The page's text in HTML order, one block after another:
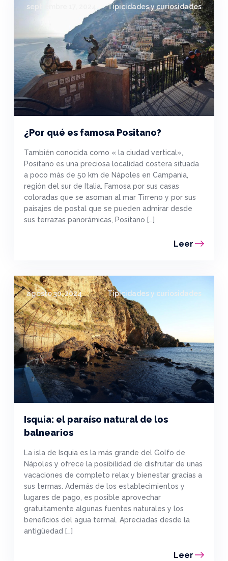
septiembre 17, 2024 Tipicidades y curiosidades
¿Por qué es famosa Positano?
También conocida como « la ciudad vertical»,
Positano es una preciosa localidad costera situada
a poco más de 50 km de Nápoles en Campania,
región del sur de Italia. Famosa por sus casas
coloradas que se asoman al mar Tirreno y por sus
paisajes de postal que se pueden admirar desde
sus terrazas panorámicas, Positano […]
Leer
agosto 30, 2024 Tipicidades y curiosidades
Isquia: el paraíso natural de los
balnearios
La isla de Isquia es la más grande del Golfo de
Nápoles y ofrece la posibilidad de disfrutar de unas
vacaciones de completo relax y bienestar gracias a
sus termas. Además de los establecimientos y
lugares de pago, es posible aprovechar
gratuitamente algunas fuentes naturales y los
beneficios del agua termal. Apreciadas desde la
antigüedad […]
Leer